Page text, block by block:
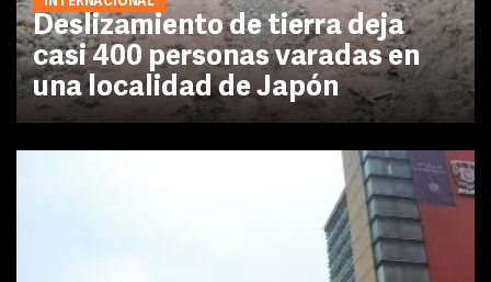
Deslizamiento de tierra deja
casi 400 personas varadas en
una localidad de Japón